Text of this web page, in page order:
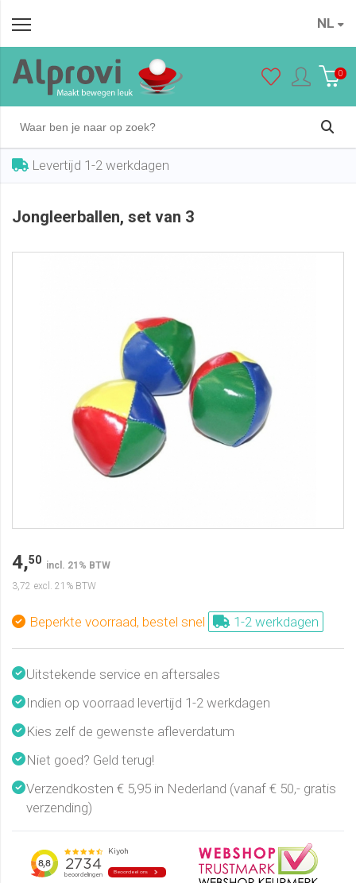
NL
0
Levertijd 1-2 werkdagen
Jongleerballen, set van 3
4,50 incl. 21% BTW
3,72 excl. 21% BTW
Beperkte voorraad, bestel snel 1-2 werkdagen
Uitstekende service en aftersales
Indien op voorraad levertijd 1-2 werkdagen
Kies zelf de gewenste afleverdatum
Niet goed? Geld terug!
Verzendkosten € 5,95 in Nederland (vanaf € 50,- gratis
verzending)
In winkelwagen